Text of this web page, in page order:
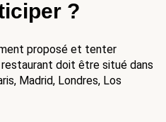
?
proposé et tenter
doit être situé dans
Madrid, Londres, Los